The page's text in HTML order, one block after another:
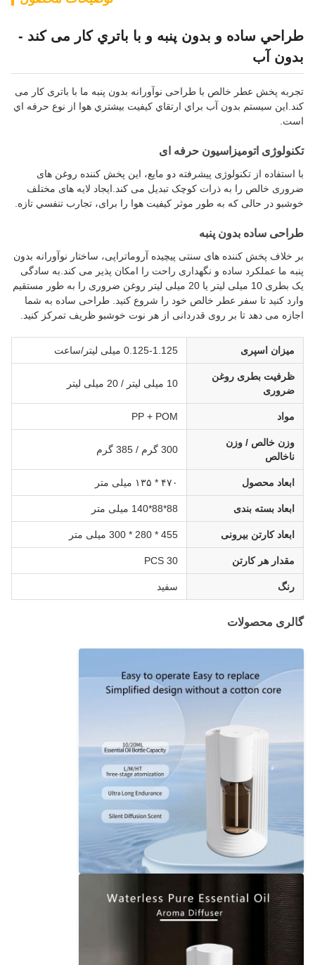
طراحي ساده و بدون پنبه و با باتري کار می کند -
بدون آب
تجربه پخش عطر خالص با طراحی نوآورانه بدون پنبه ما با باتری کار می
کند.اين سيستم بدون آب براي ارتقاي کیفیت بيشتري هوا از نوع حرفه اي
است.
تکنولوژی اتومیزاسیون حرفه ای
با استفاده از تکنولوژی پیشرفته دو مایع، این پخش کننده روغن های
ضروری خالص را به ذرات کوچک تبدیل می کند.ایجاد لایه های مختلف
خوشبو در حالی که به طور موثر کیفیت هوا را برای، تجارب تنفسي تازه.
طراحی ساده بدون پنبه
بر خلاف پخش کننده های سنتی پیچیده آروماتراپی، ساختار نوآورانه بدون
پنبه ما عملکرد ساده و نگهداری راحت را امکان پذیر می کند.به سادگی
یک بطری 10 میلی لیتر یا 20 میلی لیتر روغن ضروری را به طور مستقیم
وارد کنید تا سفر عطر خالص خود را شروع کنید. طراحی ساده به شما
اجازه می دهد تا بر روی قدردانی از هر نوت خوشبو ظریف تمرکز کنید.
میزان اسپری 0.125-1.125 میلی لیتر/ساعت
ظرفیت بطری روغن
ضروری
10 میلی لیتر / 20 میلی لیتر
مواد PP + POM
وزن خالص / وزن
ناخالص
300 گرم / 385 گرم
ابعاد محصول ۴۷۰ * ۱۳۵ میلی متر
ابعاد بسته بندی 88*88*140 میلی متر
ابعاد کارتن بیرونی 455 * 280 * 300 میلی متر
مقدار هر کارتن 30 PCS
رنگ سفید
گالری محصولات